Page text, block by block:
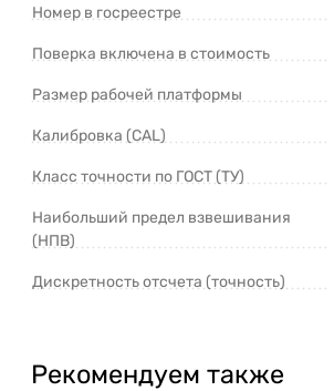
Номер в госреестре
Поверка включена в стоимость
Размер рабочей платформы
Калибровка (CAL)
Класс точности по ГОСТ (ТУ)
Наибольший предел взвешивания
(НПВ)
Дискретность отсчета (точность)
Рекомендуем также